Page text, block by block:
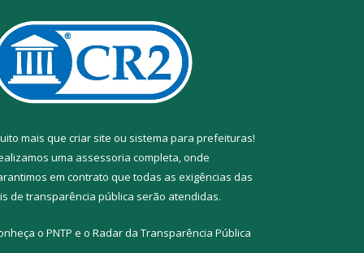
mais que criar site ou sistema para prefeituras!
uma assessoria completa, onde
em contrato que todas as exigências das
de transparência pública serão atendidas.
o PNTP e o Radar da Transparência Pública